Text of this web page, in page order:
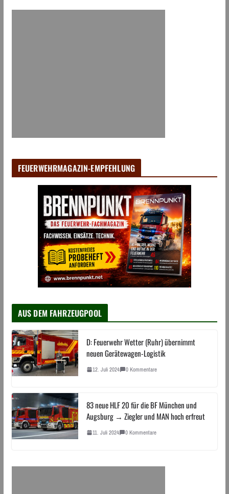
FEUERWEHRMAGAZIN-EMPFEHLUNG
AUS DEM FAHRZEUGPOOL
D: Feuerwehr Wetter (Ruhr) übernimmt
neuen Gerätewagen-Logistik
12. Juli 2024 0 Kommentare
83 neue HLF 20 für die BF München und
Augsburg → Ziegler und MAN hoch erfreut
11. Juli 2024 0 Kommentare